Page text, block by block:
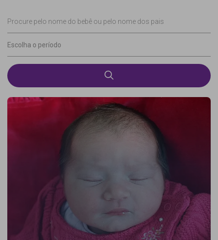
Procure pelo nome do bebê ou pelo nome dos pais
Escolha o período